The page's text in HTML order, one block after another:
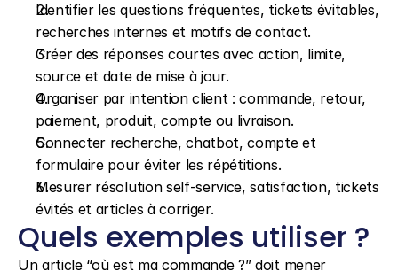
Identifier les questions fréquentes, tickets évitables,
recherches internes et motifs de contact.
Créer des réponses courtes avec action, limite,
source et date de mise à jour.
Organiser par intention client : commande, retour,
paiement, produit, compte ou livraison.
Connecter recherche, chatbot, compte et
formulaire pour éviter les répétitions.
Mesurer résolution self-service, satisfaction, tickets
évités et articles à corriger.
Quels exemples utiliser ?
Un article “où est ma commande ?” doit mener